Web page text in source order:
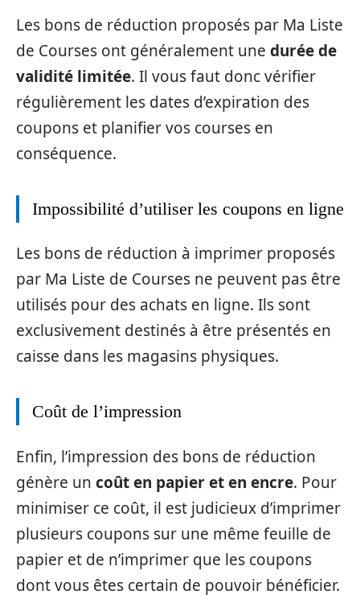
Les bons de réduction proposés par Ma Liste
de Courses ont généralement une durée de
validité limitée. Il vous faut donc vérifier
régulièrement les dates d’expiration des
coupons et planifier vos courses en
conséquence.
Impossibilité d’utiliser les coupons en ligne
Les bons de réduction à imprimer proposés
par Ma Liste de Courses ne peuvent pas être
utilisés pour des achats en ligne. Ils sont
exclusivement destinés à être présentés en
caisse dans les magasins physiques.
Coût de l’impression
Enfin, l’impression des bons de réduction
génère un coût en papier et en encre. Pour
minimiser ce coût, il est judicieux d’imprimer
plusieurs coupons sur une même feuille de
papier et de n’imprimer que les coupons
dont vous êtes certain de pouvoir bénéficier.